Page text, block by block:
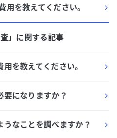
用を教えてください。
」に関する記事
を教えてください。
になりますか？
なことを調べますか？